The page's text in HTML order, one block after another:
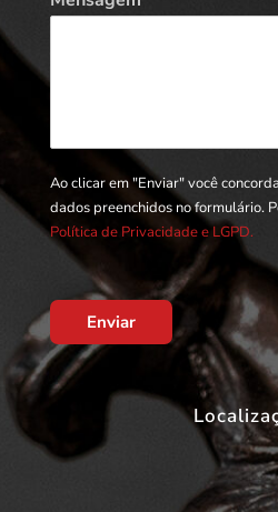
Ao clicar em "Enviar" você
dados preenchidos no formulário.
Política de Privacidade e LGPD.
Enviar